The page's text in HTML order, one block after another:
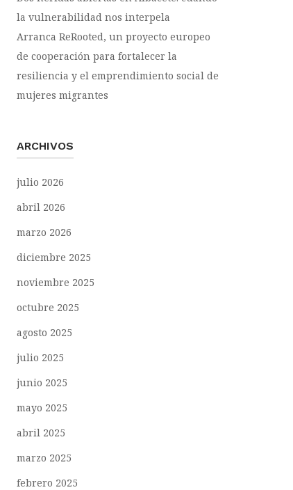
la vulnerabilidad nos interpela
Arranca ReRooted, un proyecto europeo
de cooperación para fortalecer la
resiliencia y el emprendimiento social de
mujeres migrantes
ARCHIVOS
julio 2026
abril 2026
marzo 2026
diciembre 2025
noviembre 2025
octubre 2025
agosto 2025
julio 2025
junio 2025
mayo 2025
abril 2025
marzo 2025
febrero 2025